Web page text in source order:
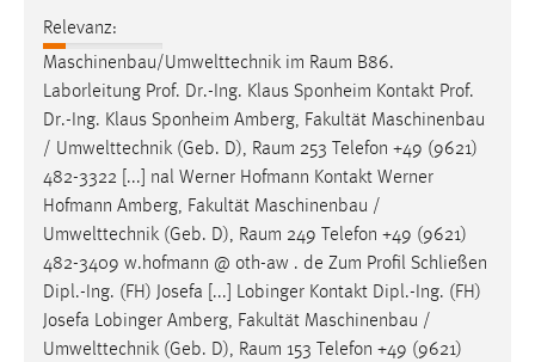
Relevanz:
Maschinenbau/Umwelttechnik im Raum B86.
Laborleitung Prof. Dr.-Ing. Klaus Sponheim Kontakt Prof.
Dr.-Ing. Klaus Sponheim Amberg, Fakultät Maschinenbau
/ Umwelttechnik (Geb. D), Raum 253 Telefon +49 (9621)
482-3322 [...] nal Werner Hofmann Kontakt Werner
Hofmann Amberg, Fakultät Maschinenbau /
Umwelttechnik (Geb. D), Raum 249 Telefon +49 (9621)
482-3409 w.hofmann @ oth-aw . de Zum Profil Schließen
Dipl.-Ing. (FH) Josefa [...] Lobinger Kontakt Dipl.-Ing. (FH)
Josefa Lobinger Amberg, Fakultät Maschinenbau /
Umwelttechnik (Geb. D), Raum 153 Telefon +49 (9621)
Um Inhalte von Videoplattformen und Social Media
Plattformen anzeigen zu können, werden von diesen
externen Medien Cookies gesetzt.
YouTube
Vimeo